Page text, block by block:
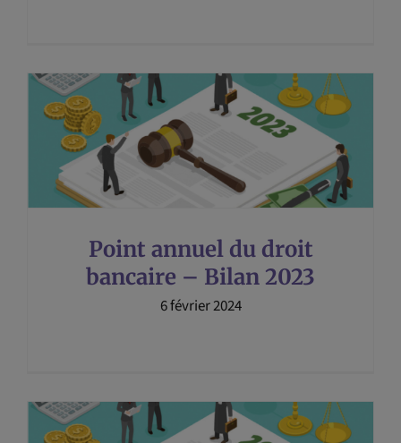
Point annuel du droit
bancaire – Bilan 2023
6 février 2024